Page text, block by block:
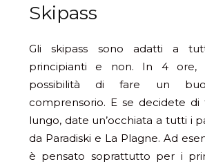
Skipass
Gli skipass sono adatti a
principianti e non. In 4 ore,
possibilità di fare un
comprensorio. E se decidete di
lungo, date un’occhiata a tutti i
da Paradiski e La Plagne. Ad
è pensato soprattutto per i